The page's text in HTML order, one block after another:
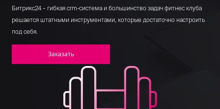
Битрикс24 – гибкая crm-система и большинство задач фитнес клуба
решается штатными инструментами, которые достаточно настроить
под себя.
Заказать